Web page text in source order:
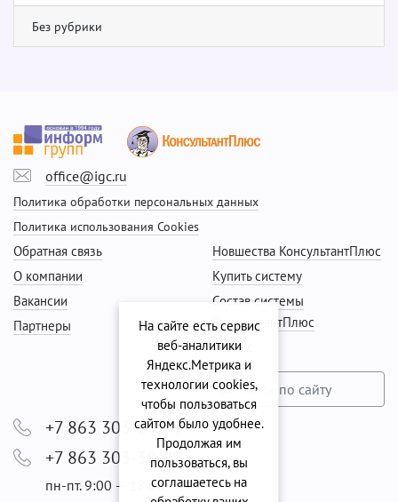
Без рубрики
office@igc.ru
Политика обработки персональных данных
Политика использования Cookies
Новшества КонсультантПлюс
Купить систему
Состав системы
КонсультантПлюс
Сервис
Обратная связь
О компании
Вакансии
Партнеры
+7 863 303-29-99
+7 863 303-38-00
пн-пт. 9:00 — 18:00
На сайте есть сервис
веб-аналитики
Яндекс.Метрика и
технологии cookies,
чтобы пользоваться
сайтом было удобнее.
Продолжая им
пользоваться, вы
соглашаетесь на